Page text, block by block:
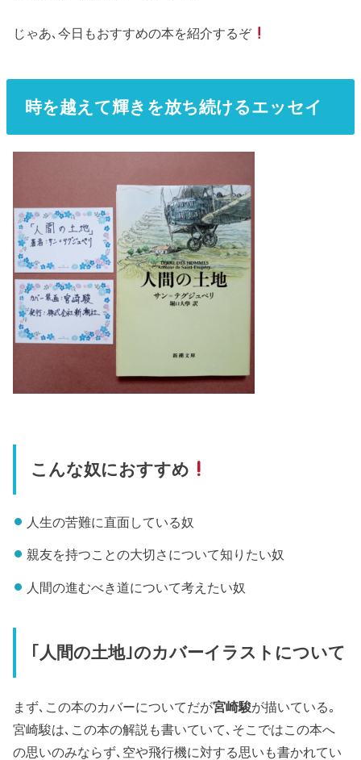
じゃあ､今日もおすすめの本を紹介するぞ
時を越えて輝きを放ち続けるエッセイ
こんな奴におすすめ
人生の苦難に直面している奴
親友を持つことの大切さについて知りたい奴
人間の進むべき道について考えたい奴
｢人間の土地｣のカバーイラストについて
まず､この本のカバーについてだが宮崎駿が描いている｡
宮崎駿は､この本の解説も書いていて､そこではこの本へ
の思いのみならず､空や飛行機に対する思いも書かれてい